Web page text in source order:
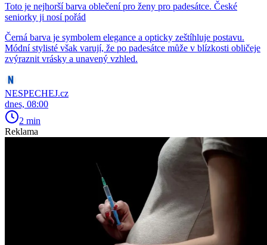
Toto je nejhorší barva oblečení pro ženy pro padesátce. České
seniorky ji nosí pořád
Černá barva je symbolem elegance a opticky zeštíhluje postavu.
Módní stylisté však varují, že po padesátce může v blízkosti obličeje
zvýraznit vrásky a unavený vzhled.
NESPECHEJ.cz
dnes, 08:00
2 min
Reklama